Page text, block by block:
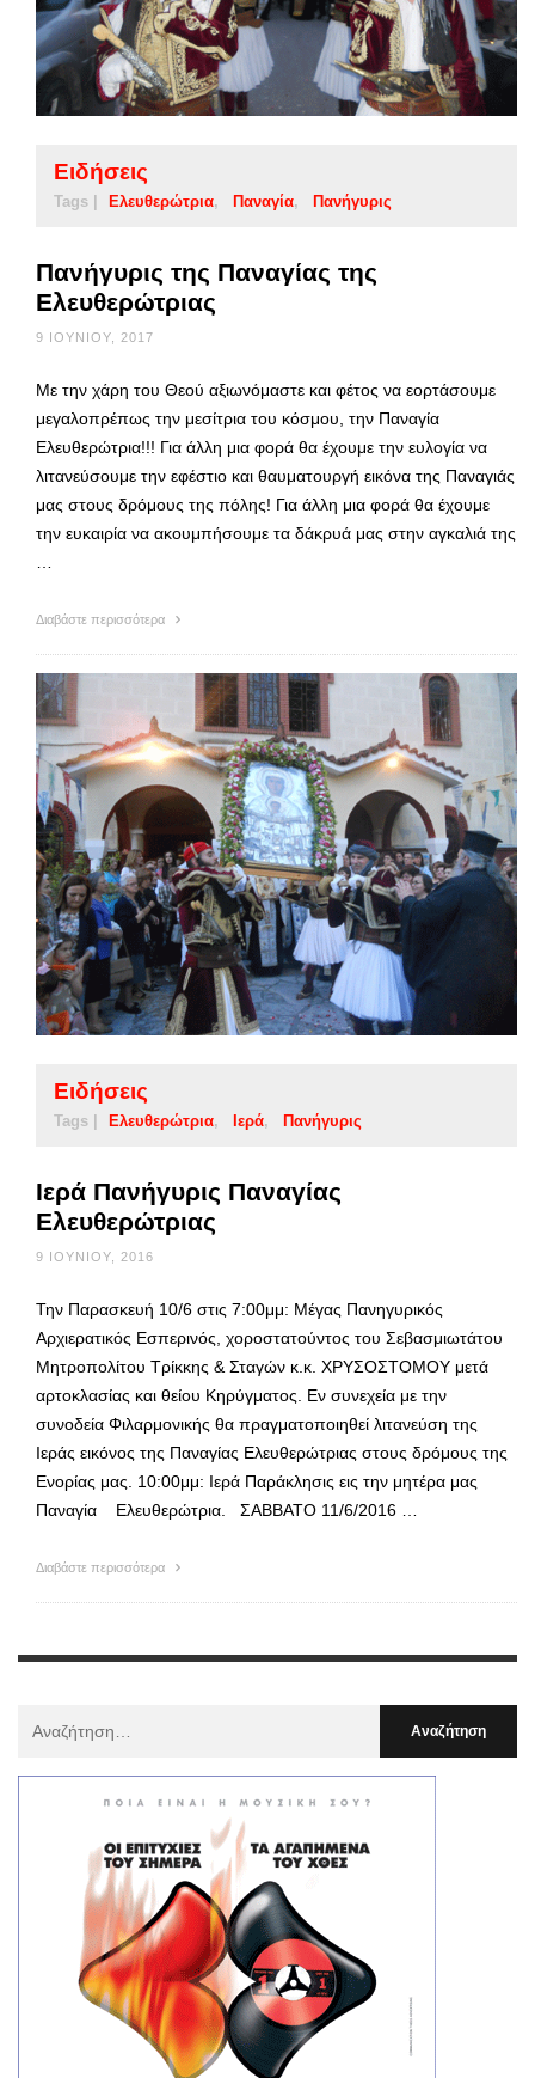
Ειδήσεις
Tags | Ελευθερώτρια Παναγία Πανήγυρις
Πανήγυρις της Παναγίας της
Ελευθερώτριας
9 ΙΟΥΝΊΟΥ, 2017
Με την χάρη του Θεού αξιωνόμαστε και φέτος να εορτάσουμε
μεγαλοπρέπως την μεσίτρια του κόσμου, την Παναγία
Ελευθερώτρια!!! Για άλλη μια φορά θα έχουμε την ευλογία να
λιτανεύσουμε την εφέστιο και θαυματουργή εικόνα της Παναγιάς
μας στους δρόμους της πόλης! Για άλλη μια φορά θα έχουμε
την ευκαιρία να ακουμπήσουμε τα δάκρυά μας στην αγκαλιά της
Διαβάστε περισσότερα
Ειδήσεις
Tags | Ελευθερώτρια Ιερά Πανήγυρις
Ιερά Πανήγυρις Παναγίας
Ελευθερώτριας
9 ΙΟΥΝΊΟΥ, 2016
Την Παρασκευή 10/6 στις 7:00μμ: Μέγας Πανηγυρικός
Αρχιερατικός Εσπερινός, χοροστατούντος του Σεβασμιωτάτου
Μητροπολίτου Τρίκκης & Σταγών κ.κ. ΧΡΥΣΟΣΤΟΜΟΥ μετά
αρτοκλασίας και θείου Κηρύγματος. Εν συνεχεία με την
συνοδεία Φιλαρμονικής θα πραγματοποιηθεί λιτανεύση της
Ιεράς εικόνος της Παναγίας Ελευθερώτριας στους δρόμους της
Ενορίας μας. 10:00μμ: Ιερά Παράκλησις εις την μητέρα μας
Παναγία Ελευθερώτρια. ΣΑΒΒΑΤΟ 11/6/2016 …
Διαβάστε περισσότερα
: